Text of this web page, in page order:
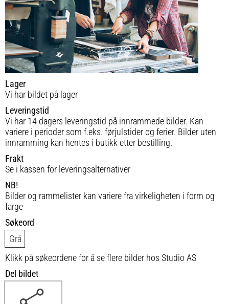
Lager
Vi har bildet på lager
Leveringstid
Vi har 14 dagers leveringstid på innrammede bilder. Kan
variere i perioder som f.eks. førjulstider og ferier. Bilder uten
innramming kan hentes i butikk etter bestilling.
Frakt
Se i kassen for leveringsalternativer
NB!
Bilder og rammelister kan variere fra virkeligheten i form og
farge
Søkeord
Grå
Klikk på søkeordene for å se flere bilder hos Studio AS
Del bildet